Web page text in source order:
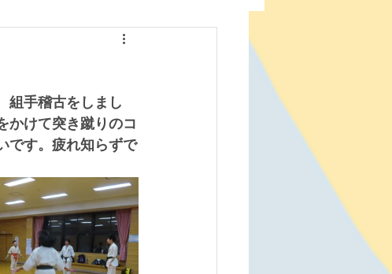
組手稽古をしまし
かけて突き蹴りのコ
です。疲れ知らずで